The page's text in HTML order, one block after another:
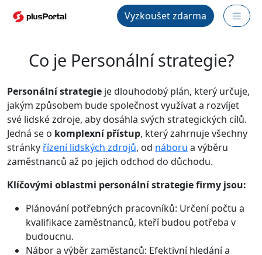
Vyzkoušet zdarma
Co je Personální strategie?
Personální strategie je dlouhodobý plán, který určuje,
jakým způsobem bude společnost využívat a rozvíjet
své lidské zdroje, aby dosáhla svých strategických cílů.
Jedná se o komplexní přístup, který zahrnuje všechny
stránky řízení lidských zdrojů, od náboru a výběru
zaměstnanců až po jejich odchod do důchodu.
Klíčovými oblastmi personální strategie firmy jsou:
Plánování potřebných pracovníků: Určení počtu a
kvalifikace zaměstnanců, kteří budou potřeba v
budoucnu.
Nábor a výběr zaměstanců: Efektivní hledání a